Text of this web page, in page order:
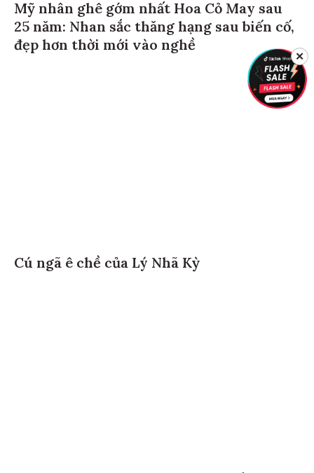
Mỹ nhân ghê gớm nhất Hoa Cỏ May sau
25 năm: Nhan sắc thăng hạng sau biến cố,
đẹp hơn thời mới vào nghề
Cú ngã ê chề của Lý Nhã Kỳ
✕